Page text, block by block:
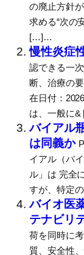
の廃止方針
求める“次の
[…]…
慢性炎症
認できる一
断、治療の
在日付：
は、一般に
バイアル
は同義か
イアル（バ
ル」は 完全
すが、特定
バイオ医
テナビリ
荷を同時に
質、安全性